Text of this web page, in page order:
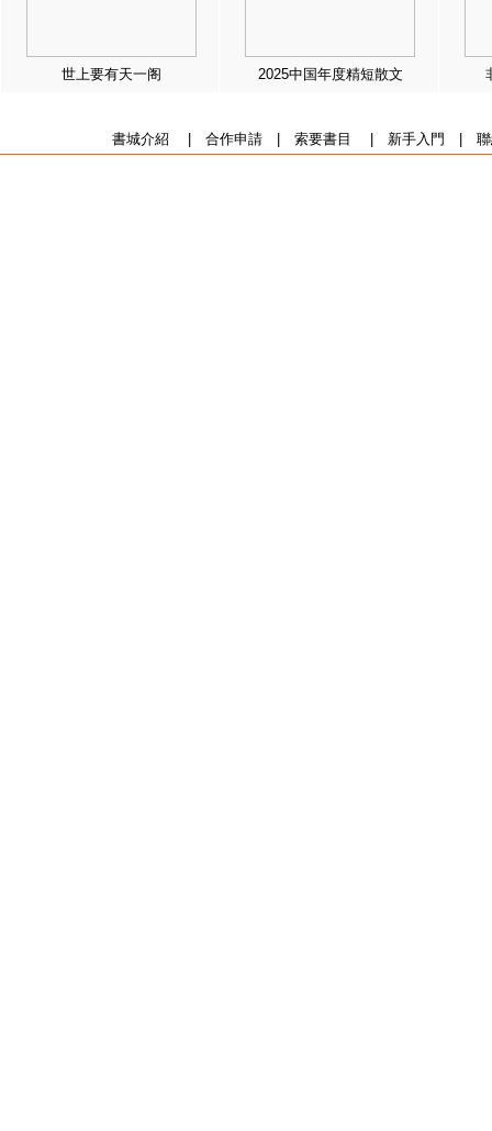
世上要有天一阁 2025中国年度精短散文
書城介紹 合作申請| 索要書目 新手入門